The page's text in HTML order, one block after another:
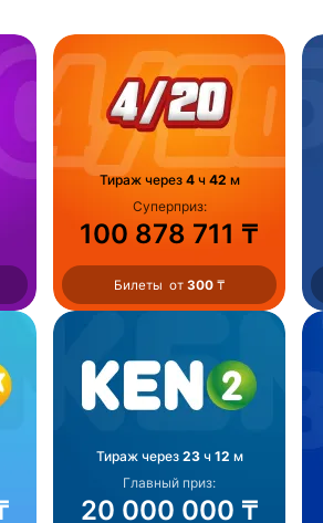
Тираж через 4ч 42 м
Суперприз:
100 878 711 ₸
Билеты от 300₸
Тираж через 23ч 12 м
Главный приз:
20 000 000 ₸